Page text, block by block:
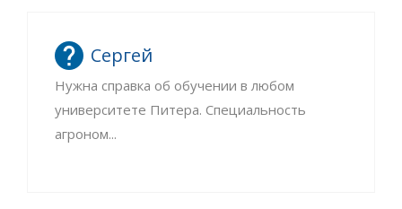
Сергей
Нужна справка об обучении в любом
университете Питера. Специальность
агроном...